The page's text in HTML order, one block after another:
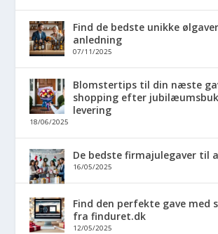
Find de bedste unikke
anledning
07/11/2025
Blomstertips til din næste
shopping efter
levering
18/06/2025
De bedste firmajulegaver til
16/05/2025
Find den perfekte gave med
fra finduret.dk
12/05/2025